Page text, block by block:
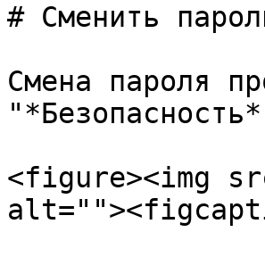
# Сменить
Смена пароля
<figure><img